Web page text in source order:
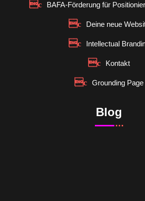
BAFA-Förderung für
Deine neue
Intellectual
Kontakt
Grounding Page
Blog